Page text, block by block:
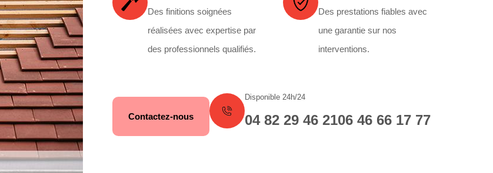
Des finitions soignées
réalisées avec expertise par
des professionnels qualifiés.
Des prestations fiables avec
une garantie sur nos
interventions.
Contactez-nous
Disponible 24h/24
04 82 29 46 2106 46 66 17 77